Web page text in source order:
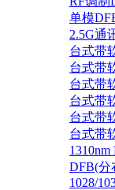
单模
2.5G通
台式带
台式带
台式带
台式带
台式带
台式带
DFB(分
1028/